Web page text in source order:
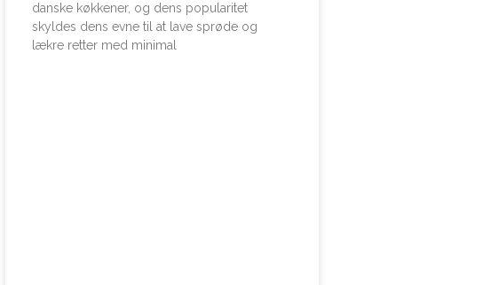
danske køkkener, og dens popularitet
skyldes dens evne til at lave sprøde og
lækre retter med minimal